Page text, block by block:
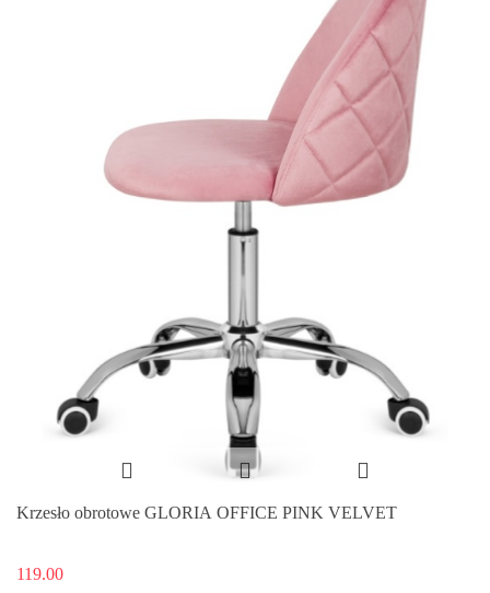
Krzesło obrotowe GLORIA OFFICE PINK VELVET
119.00